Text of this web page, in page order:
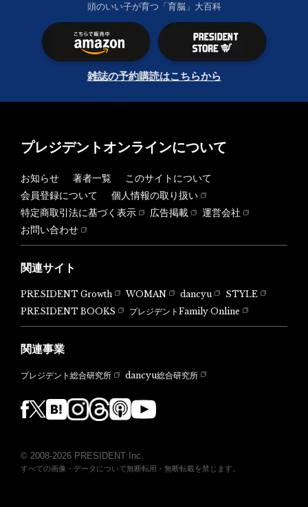
頭のいい子が育つ「育脳」大百科
雑誌の予約購読はこちらから
プレジデントオンラインについて
お知らせ 著者一覧
このサイトについて
会員登録について
個人情報の取り扱い
特定商取引法に基づく表示
広告掲載
運営会社
お問い合わせ
関連サイト
PRESIDENT Growth WOMAN dancyu
STYLE
PRESIDENT BOOKS
プレジデントFamily Online
関連事業
プレジデント総合研究所 dancyu総合研究所
© 2008-2026 PRESIDENT Inc.
すべての画像・データについて無断転用・無断転載を禁じます。